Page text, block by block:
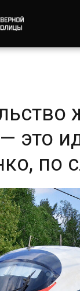
это
по